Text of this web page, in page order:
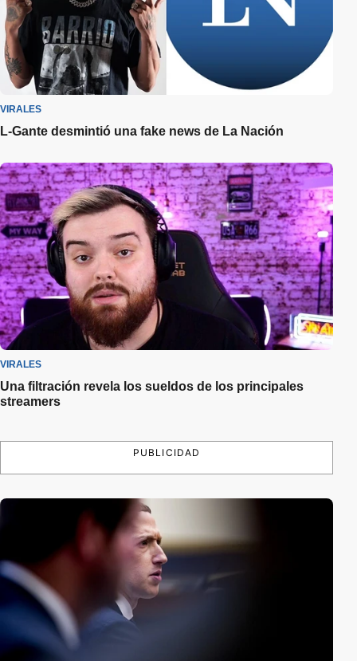
VIRALES
L-Gante desmintió una fake news de La Nación
VIRALES
Una filtración revela los sueldos de los principales
streamers
PUBLICIDAD